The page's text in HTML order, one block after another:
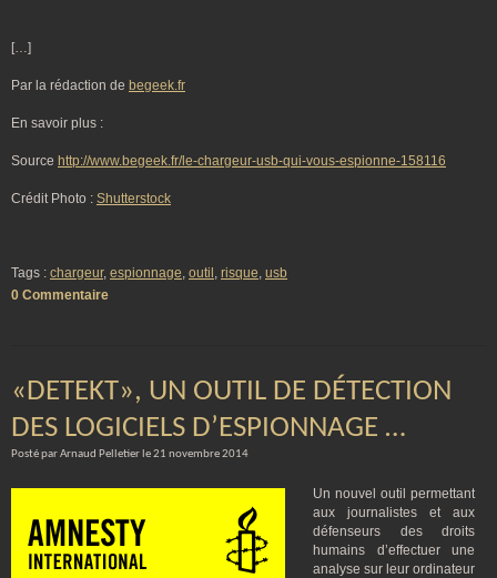
[…]
Par la rédaction de begeek.fr
En savoir plus :
Source http://www.begeek.fr/le-chargeur-usb-qui-vous-espionne-158116
Crédit Photo : Shutterstock
Tags : chargeur, espionnage, outil , risque, usb
0 Commentaire
«DETEKT», UN OUTIL DE DÉTECTION
DES LOGICIELS D’ESPIONNAGE …
Posté par Arnaud Pelletier le 21 novembre 2014
Un nouvel outil permettant
aux journalistes et aux
défenseurs des droits
humains d’effectuer une
analyse sur leur ordinateur